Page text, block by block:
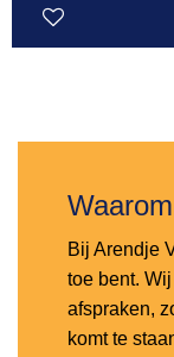
Bij Arendje
toe bent.
afspraken,
komt te